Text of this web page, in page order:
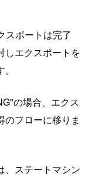
スポートは完了
しエクスポートを
の場合、エクス
フローに移りま
、ステートマシン